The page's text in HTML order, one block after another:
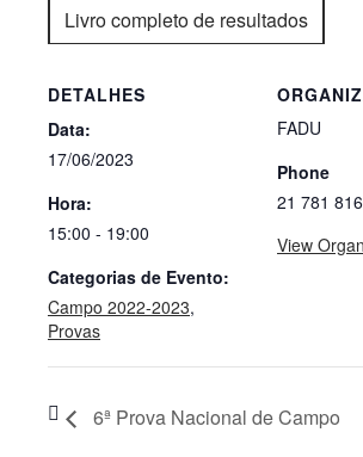
Livro completo de resultados
DETALHES
Data:
17/06/2023
Hora:
15:00 - 19:00
Categorias de Evento:
Campo 2022-2023,
Provas
FADU
Phone
21 781
View
6ª Prova Nacional de Campo